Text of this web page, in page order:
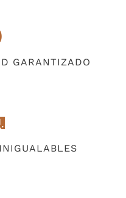
GARANTIZADO